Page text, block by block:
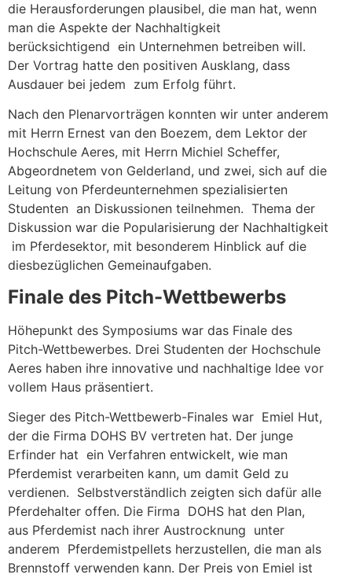
die Herausforderungen plausibel, die man hat, wenn
man die Aspekte der Nachhaltigkeit
berücksichtigend ein Unternehmen betreiben will.
Der Vortrag hatte den positiven Ausklang, dass
Ausdauer bei jedem zum Erfolg führt.
Nach den Plenarvorträgen konnten wir unter anderem
mit Herrn Ernest van den Boezem, dem Lektor der
Hochschule Aeres, mit Herrn Michiel Scheffer,
Abgeordnetem von Gelderland, und zwei, sich auf die
Leitung von Pferdeunternehmen spezialisierten
Studenten an Diskussionen teilnehmen. Thema der
Diskussion war die Popularisierung der Nachhaltigkeit
im Pferdesektor, mit besonderem Hinblick auf die
diesbezüglichen Gemeinaufgaben.
Finale des Pitch-Wettbewerbs
Höhepunkt des Symposiums war das Finale des
Pitch-Wettbewerbes. Drei Studenten der Hochschule
Aeres haben ihre innovative und nachhaltige Idee vor
vollem Haus präsentiert.
Sieger des Pitch-Wettbewerb-Finales war Emiel Hut,
der die Firma DOHS BV vertreten hat. Der junge
Erfinder hat ein Verfahren entwickelt, wie man
Pferdemist verarbeiten kann, um damit Geld zu
verdienen. Selbstverständlich zeigten sich dafür alle
Pferdehalter offen. Die Firma DOHS hat den Plan,
aus Pferdemist nach ihrer Austrocknung unter
anderem Pferdemistpellets herzustellen, die man als
Brennstoff verwenden kann. Der Preis von Emiel ist